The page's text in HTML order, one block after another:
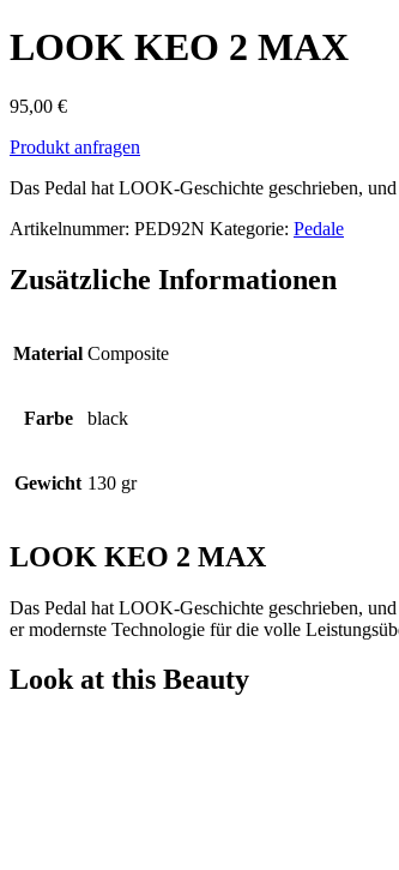
LOOK KEO 2 MAX
95,00 €
Produkt anfragen
Das Pedal hat LOOK-Geschichte geschrieben,
LOOK
2
MAX
Artikelnummer: PED92N Kategorie: Pedale
Zusätzliche Informationen
Material Composite
Farbe black
Gewicht 130 gr
LOOK KEO 2 MAX
Das Pedal hat LOOK-Geschichte geschrieben,
er modernste Technologie für die volle
LOOK
KEO
Look at this Beauty